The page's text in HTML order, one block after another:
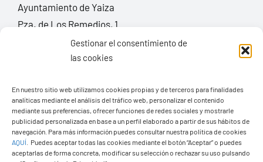
Gestionar el consentimiento de
las cookies
En nuestro sitio web utilizamos cookies propias y de terceros para finalidades
analíticas mediante el análisis del tráfico web, personalizar el contenido
mediante sus preferencias, ofrecer funciones de redes sociales y mostrarle
publicidad personalizada en base a un perfil elaborado a partir de sus hábitos de
navegación. Para más información puedes consultar nuestra política de cookies
AQUÍ
Puedes aceptar todas las cookies mediante el botón “Aceptar” o puedes
aceptarlas de forma concreta, modificar su selección o rechazar su uso pulsando
Ayuntamiento de Yaiza
Pza. de Los Remedios, 1
35570 – Yaiza
928 83 62 20
Navigation
Transparencia
© Copyright2026 Ayuntamiento de Yaiza - Todos los
derechos reservads